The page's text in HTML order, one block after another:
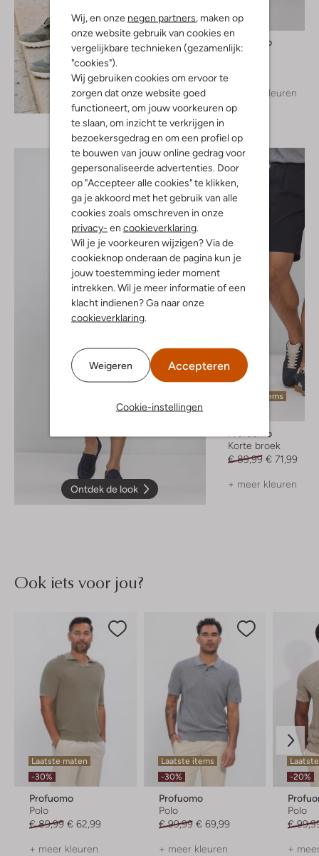
Wij, en onze negen partners, maken op
onze website gebruik van cookies en
vergelijkbare technieken (gezamenlijk:
"cookies").
Wij gebruiken cookies om ervoor te
zorgen dat onze website goed
functioneert, om jouw voorkeuren op
te slaan, om inzicht te verkrijgen in
bezoekersgedrag en om een profiel op
te bouwen van jouw online gedrag voor
gepersonaliseerde advertenties. Door
op "Accepteer alle cookies" te klikken,
ga je akkoord met het gebruik van alle
cookies zoals omschreven in onze
privacy- en cookieverklaring.
Wil je je voorkeuren wijzigen? Via de
cookieknop onderaan de pagina kun je
jouw toestemming ieder moment
intrekken. Wil je meer informatie of een
klacht indienen? Ga naar onze
cookieverklaring.
Weigeren Accepteren
Cookie-instellingen
Ontdek de look
Profuomo
Chino
+ meer kleuren
Ontdek de look
Laatste items
Profuomo
Korte broek
€ 89,99 € 71,99
+ meer kleuren
Ook iets voor jou?
Laatste maten
-30%
Profuomo
Polo
€ 89,99 € 62,99
+ meer kleuren
Laatste items
-30%
Profuomo
Polo
€ 99,99 € 69,99
+ meer kleuren
-20%
Polo
€
+